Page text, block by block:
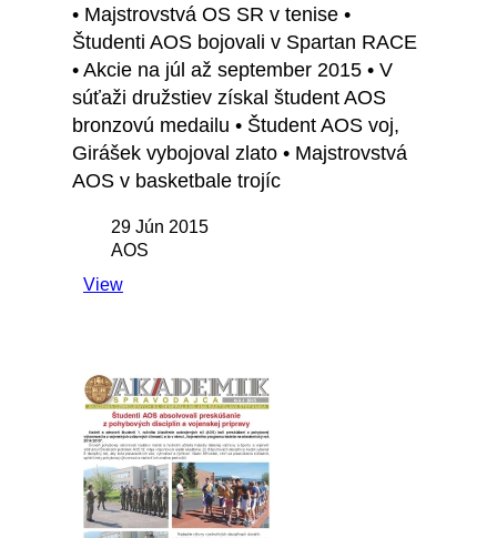
• Majstrovstvá OS SR v tenise •
Študenti AOS bojovali v Spartan RACE
• Akcie na júl až september 2015 • V
súťaži družstiev získal študent AOS
bronzovú medailu • Študent AOS voj,
Girášek vybojoval zlato • Majstrovstvá
AOS v basketbale trojíc
29 Jún 2015
AOS
View